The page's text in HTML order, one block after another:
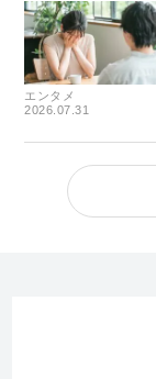
エンタメ
2026.07.31